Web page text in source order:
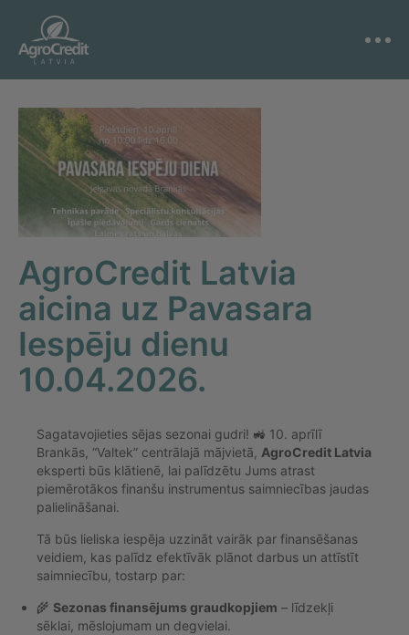
AgroCredit Latvia
aicina uz Pavasara
Iespēju dienu
10.04.2026.
Sagatavojieties sējas sezonai gudri! 🚜 10. aprīlī
Brankās, “Valtek” centrālajā mājvietā, AgroCredit Latvia
eksperti būs klātienē, lai palīdzētu Jums atrast
piemērotākos finanšu instrumentus saimniecības jaudas
palielināšanai.
Tā būs lieliska iespēja uzzināt vairāk par finansēšanas
veidiem, kas palīdz efektīvāk plānot darbus un attīstīt
saimniecību, tostarp par:
🌾 Sezonas finansējums graudkopjiem – līdzekļi
sēklai, mēslojumam un degvielai.